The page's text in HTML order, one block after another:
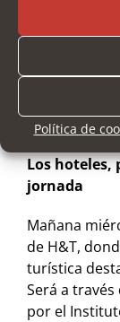
Política de
profesora
de Cataluña
fundación
acciones “a
global,
Los
jornada
Mañana
de H&T,
turística
Será a
por el